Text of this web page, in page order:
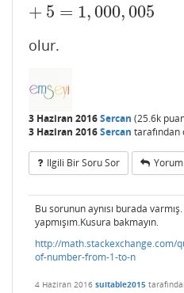
+ 5 = 1,000,005
olur.
3 Haziran 2016Sercan (25.6k
3 Haziran 2016Sercan tarafından
Ilgili Bir Soru Sor Yorum
Bu sorunun aynısı burada
yapmışım.Kusura bakmayın.
http://math.stackexchange.com/
of-number-from-1-to-n
4 Haziran 2016 suitable2015